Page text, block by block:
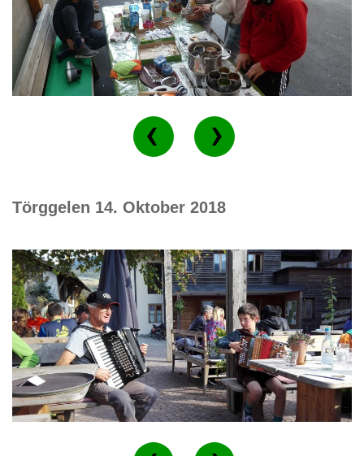
Törggelen 14. Oktober 2018